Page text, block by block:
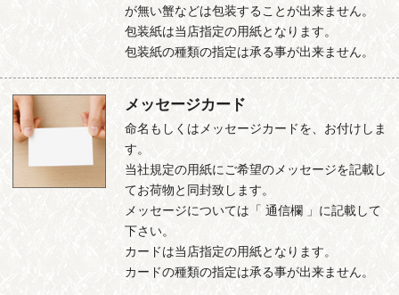
が無い蟹などは包装することが出来ません。
包装紙は当店指定の用紙となります。
包装紙の種類の指定は承る事が出来ません。
メッセージカード
命名もしくはメッセージカードを、お付けしま
す。
当社規定の用紙にご希望のメッセージを記載し
てお荷物と同封致します。
メッセージについては「 通信欄 」に記載して
下さい。
カードは当店指定の用紙となります。
カードの種類の指定は承る事が出来ません。